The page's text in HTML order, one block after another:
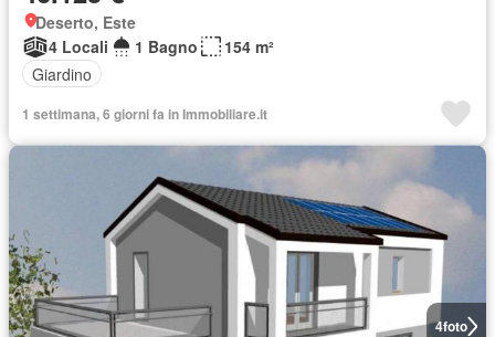
Deserto, Este
4 Locali
1 Bagno
154 m²
Giardino
1 settimana, 6 giorni fa in Immobiliare.it
4foto